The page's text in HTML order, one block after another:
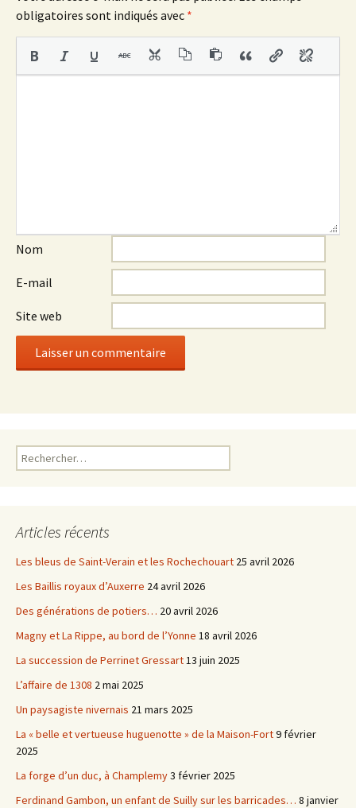
obligatoires sont indiqués avec *
Nom
E-mail
Site web
Rechercher :
Articles récents
Les bleus de Saint-Verain et les Rochechouart 25 avril 2026
Les Baillis royaux d’Auxerre 24 avril 2026
Des générations de potiers… 20 avril 2026
Magny et La Rippe, au bord de l’Yonne 18 avril 2026
La succession de Perrinet Gressart13 juin 2025
L’affaire de 1308 2 mai 2025
Un paysagiste nivernais 21 mars 2025
La « belle et vertueuse huguenotte » de la Maison-Fort9 février
2025
La forge d’un duc, à Champlemy3 février 2025
Ferdinand Gambon, un enfant de Suilly sur les barricades… 8 janvier